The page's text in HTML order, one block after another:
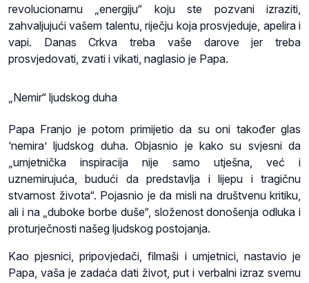
revolucionarnu „energiju“ koju ste pozvani izraziti,
zahvaljujući vašem talentu, riječju koja prosvjeduje, apelira i
vapi. Danas Crkva treba vaše darove jer treba
prosvjedovati, zvati i vikati, naglasio je Papa.
„Nemir“ ljudskog duha
Papa Franjo je potom primijetio da su oni također glas
‘nemira’ ljudskog duha. Objasnio je kako su svjesni da
„umjetnička inspiracija nije samo utješna, već i
uznemirujuća, budući da predstavlja i lijepu i tragičnu
stvarnost života“. Pojasnio je da misli na društvenu kritiku,
ali i na „duboke borbe duše“, složenost donošenja odluka i
proturječnosti našeg ljudskog postojanja.
Kao pjesnici, pripovjedači, filmaši i umjetnici, nastavio je
Papa, vaša je zadaća dati život, put i verbalni izraz svemu